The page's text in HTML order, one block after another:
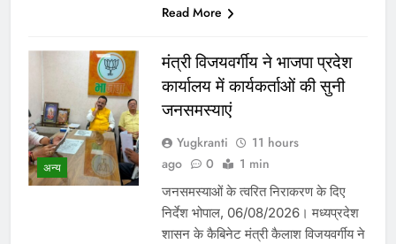
Read More
अन्य
मंत्री विजयवर्गीय ने भाजपा प्रदेश
कार्यालय में कार्यकर्ताओं की सुनी
जनसमस्याएं
Yugkranti
11 hours
ago
0 1 min
जनसमस्याओं के त्वरित निराकरण के दिए
निर्देश भोपाल, 06/08/2026। मध्यप्रदेश
शासन के कैबिनेट मंत्री कैलाश विजयवर्गीय ने